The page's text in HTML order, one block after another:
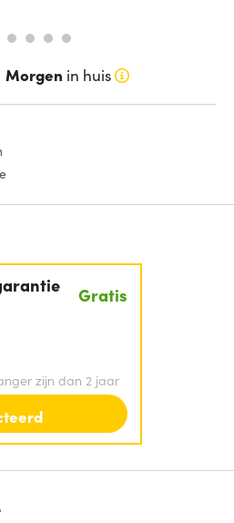
Morgen in huis
Gratis
zijn dan 2 jaar